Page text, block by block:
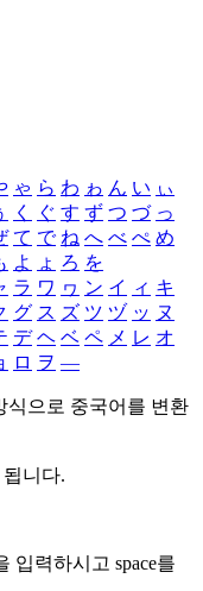
ゃ ら わ ゎ ん い ぃ
く ぐ す ず つ づ っ
て で ね へ べ ぺ め
よ ょ ろ を
ラ ワ ヮ ン イ ィ キ
グ ス ズ ツ ヅ ッ ヌ
デ ヘ ベ ペ メ レ オ
ロ ヲ ―
식으로 중국어를 변환
니다.
입력하시고 space를